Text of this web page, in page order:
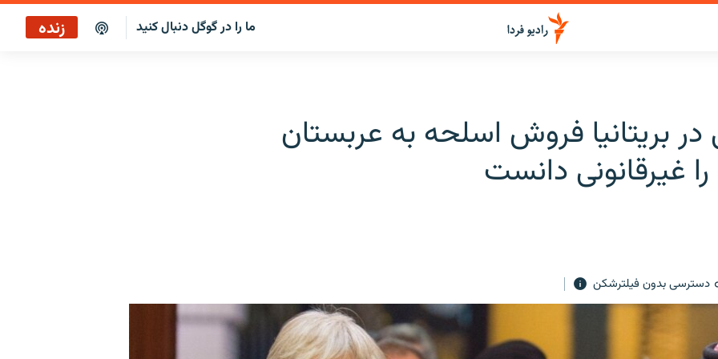
ما را در گوگل دنبال کنید زنده
در بریتانیا فروش اسلحه به عربستان
غیرقانونی دانست
دسترسی بدون فیلترشکن